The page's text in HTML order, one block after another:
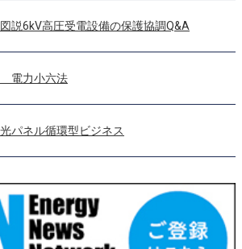
説6kV高圧受電設備の保護協調Q&A
電力小六法
パネル循環型ビジネス